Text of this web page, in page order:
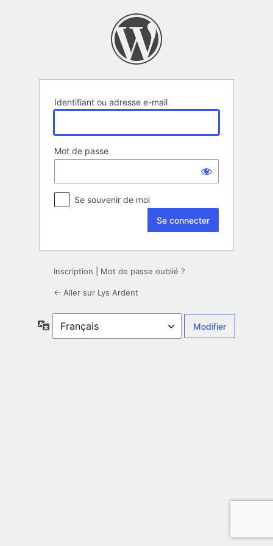
Identifiant ou adresse e-mail
Mot de passe
Se souvenir de moi
Inscription Mot de passe oublié ?
← Aller sur Lys Ardent
Langue